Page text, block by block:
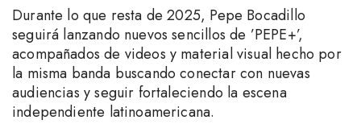
Durante lo que resta de 2025, Pepe Bocadillo
seguirá lanzando nuevos sencillos de ’PEPE+’,
acompañados de videos y material visual hecho por
la misma banda buscando conectar con nuevas
audiencias y seguir fortaleciendo la escena
independiente latinoamericana.